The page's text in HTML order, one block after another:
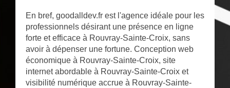
En bref, goodalldev.fr est l'agence idéale pour les
professionnels désirant une présence en ligne
forte et efficace à Rouvray-Sainte-Croix, sans
avoir à dépenser une fortune. Conception web
économique à Rouvray-Sainte-Croix, site
internet abordable à Rouvray-Sainte-Croix et
visibilité numérique accrue à Rouvray-Sainte-